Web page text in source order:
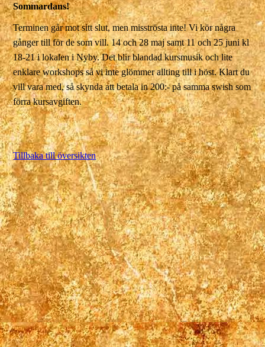
Sommardans!
Terminen går mot sitt slut, men misströsta inte! Vi kör några
gånger till för de som vill. 14 och 28 maj samt 11 och 25 juni kl
18-21 i lokalen i Nyby. Det blir blandad kursmusik och lite
enklare workshops så vi inte glömmer allting till i höst. Klart du
vill vara med, så skynda att betala in 200:- på samma swish som
förra kursavgiften.
Tillbaka till översikten